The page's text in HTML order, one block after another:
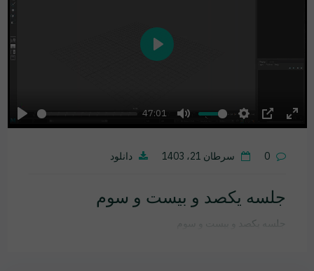
Play
47:01
Mute Settings
PIP
Play
0 سرطان 21، 1403 دانلود
جلسه یکصد و بیست و سوم
جلسه یکصد و بیست و سوم